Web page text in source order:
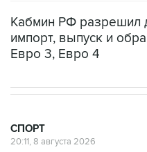
Кабмин РФ разрешил
импорт, выпуск и
Евро 3, Евро 4
СПОРТ
20:11, 8 августа 2026